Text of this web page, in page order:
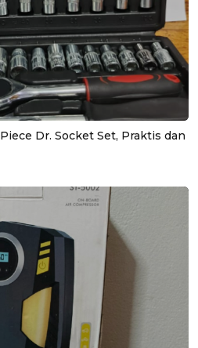
Dr. Socket Set, Praktis dan